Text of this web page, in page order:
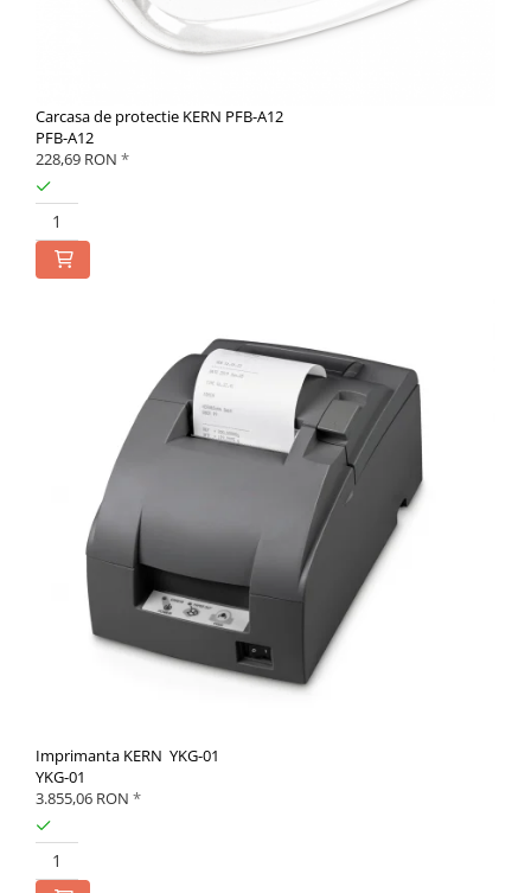
Carcasa de protectie KERN PFB-A12
PFB-A12
228,69 RON *
Imprimanta KERN YKG-01
YKG-01
3.855,06 RON *